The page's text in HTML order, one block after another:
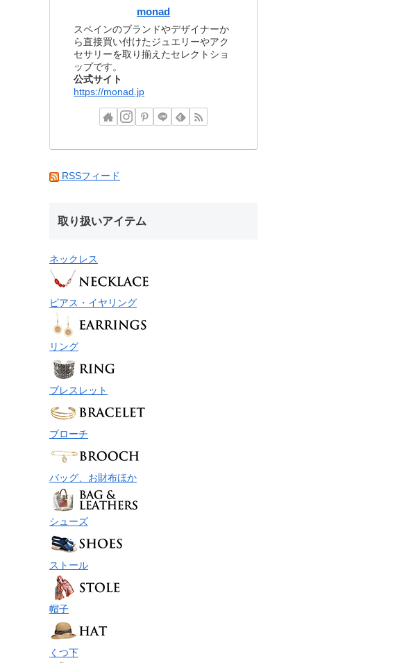
monad
スペインのブランドやデザイナーか
ら直接買い付けたジュエリーやアク
セサリーを取り揃えたセレクトショ
ップです。
公式サイト
https://monad.jp
RSSフィード
取り扱いアイテム
ネックレス
ピアス・イヤリング
リング
ブレスレット
ブローチ
バッグ、お財布ほか
シューズ
ストール
帽子
くつ下